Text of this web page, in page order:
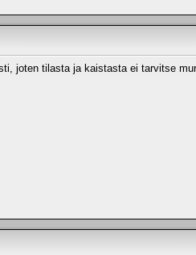
joten tilasta ja kaistasta ei tarvitse